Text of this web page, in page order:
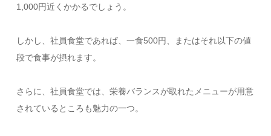
1,000円近くかかるでしょう。
しかし、社員食堂であれば、一食500円、またはそれ以下の値
段で食事が摂れます。
さらに、社員食堂では、栄養バランスが取れたメニューが用意
されているところも魅力の一つ。